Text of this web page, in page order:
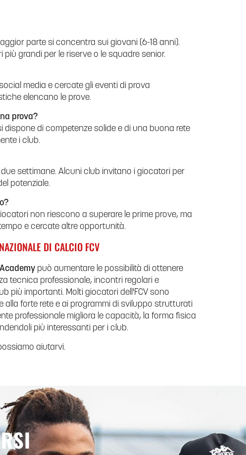
parte si concentra sui giovani (6-18 anni).
grandi per le riserve o le squadre senior.
media e cercate gli eventi di prova
elencano le prove.
prova?
dispone di competenze solide e di una buona rete
i club.
settimane. Alcuni club invitano i giocatori per
potenziale.
non riescono a superare le prime prove, ma
e cercate altre opportunità.
DI CALCIO FCV
può aumentare le possibilità di ottenere
tecnica professionale, incontri regolari e
più importanti. Molti giocatori dell'FCV sono
forte rete e ai programmi di sviluppo strutturati
professionale migliora le capacità, la forma fisica
più interessanti per i club.
aiutarvi.